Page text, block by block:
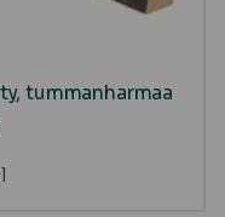
tummanharmaa